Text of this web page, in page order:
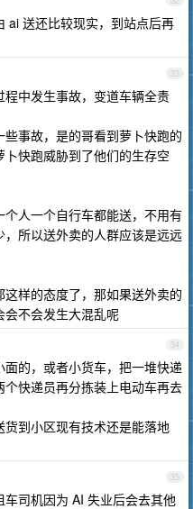
ai 送还比较现实，到站点后再
33
中发生事故，变道车辆全责
事故，是的哥看到萝卜快跑的
快跑威胁到了他们的生存空
人一个自行车都能送，不用有
所以送外卖的人群应该是远远
样的态度了，那如果送外卖的
不会发生大混乱呢
34
的，或者小货车，把一堆快递
快递员再分拣装上电动车再去
到小区现有技术还是能落地
35
司机因为 AI 失业后会去其他